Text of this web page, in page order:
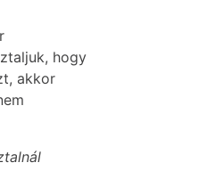
hogy
akkor